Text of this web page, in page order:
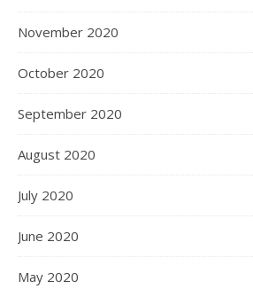
November 2020
October 2020
September 2020
August 2020
July 2020
June 2020
May 2020